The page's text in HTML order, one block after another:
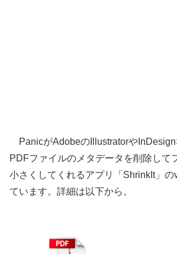
PanicがAdobeのIllustratorやInDesign
PDFファイルのメタデータを削除して
小さくしてくれるアプリ「ShrinkIt」の
ています。詳細は以下から。